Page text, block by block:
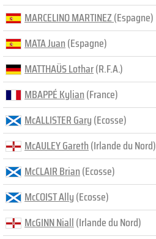
MARCELINO MARTINEZ(Espagne)
MATA Juan(Espagne)
MATTHAÜS Lothar(R.F.A.)
MBAPPÉ Kylian(France)
McALLISTER Gary(Ecosse)
McAULEY Gareth(Irlande du Nord)
McCLAIR Brian(Ecosse)
McCOIST Ally(Ecosse)
McGINN Niall(Irlande du Nord)